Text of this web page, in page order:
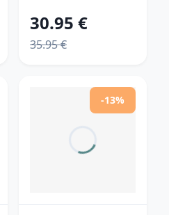
30.95 €
35.95 €
-13%